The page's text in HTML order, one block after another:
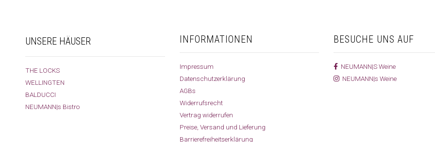
UNSERE HÄUSER
THE LOCKS
WELLINGTEN
BALDUCCI
NEUMANN|s Bistro
INFORMATIONEN
Impressum
Datenschutzerklärung
AGBs
Widerrufsrecht
Vertrag widerrufen
Preise, Versand und Lieferung
Barrierefreiheitserklärung
BESUCHE UNS AUF
NEUMANN|S Weine
NEUMANN|s Weine